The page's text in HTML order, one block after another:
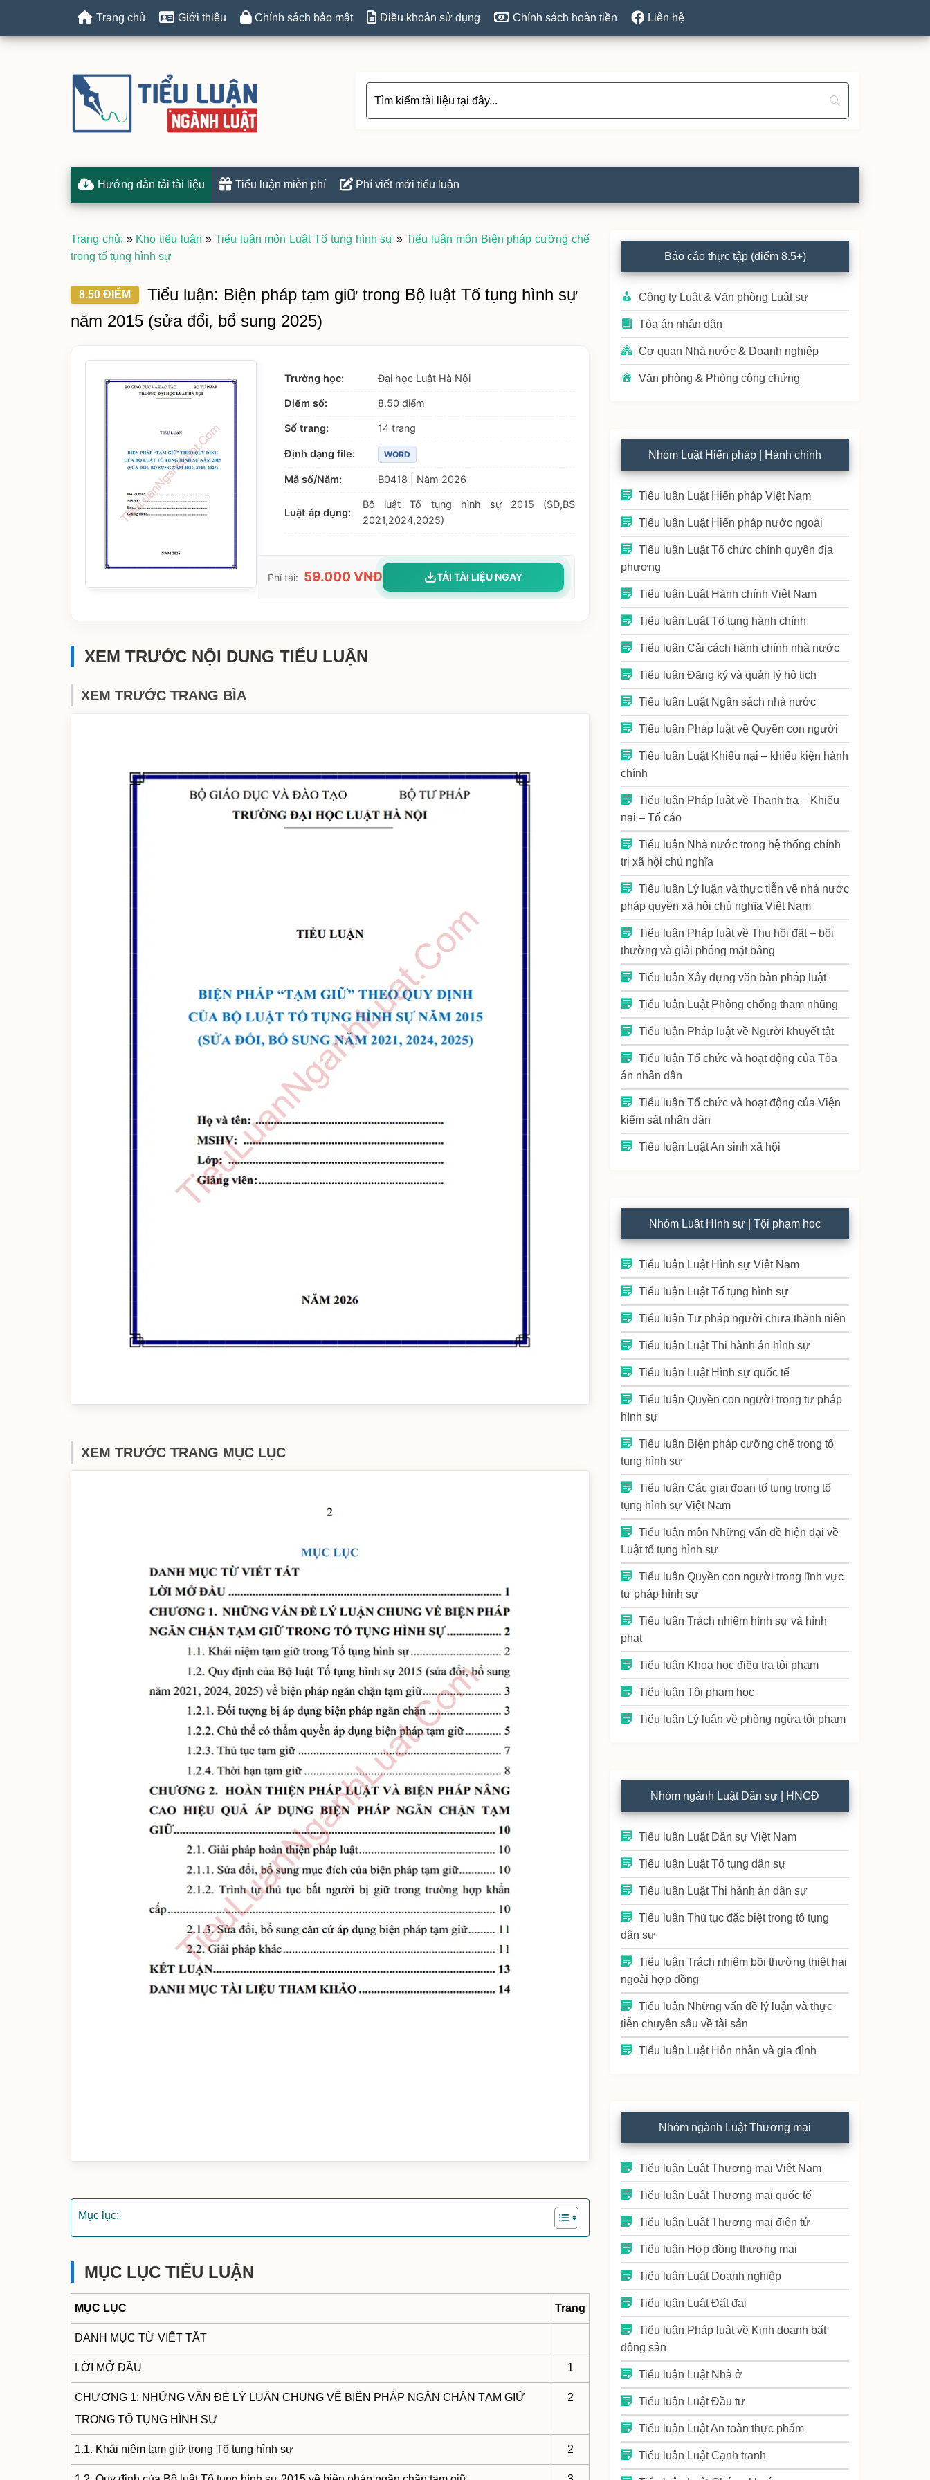
Trang chủ Giới thiệu Chính sách bảo mật Điều khoản sử dụng Chính sách hoàn tiền Liên hệ
Hướng dẫn tải tài liệu Tiểu luận miễn phí Phí viết mới tiểu luận
Trang chủ: » Kho tiểu luận » Tiểu luận môn Luật Tố tụng hình sự »Tiểu luận môn Biện pháp cưỡng chế
trong tố tụng hình sự
8.50 ĐIỂM
Tiểu luận: Biện pháp tạm giữ trong Bộ luật Tố tụng hình sự
năm 2015 (sửa đổi, bổ sung 2025)
Trường học:
Đại học Luật Hà Nội
Điểm số:
8.50 điểm
Số trang:
14 trang
Định dạng file: WORD
Mã số/Năm: B0418 | Năm 2026
Luật áp dụng:
Bộ luật Tố tụng hình sự 2015 (SĐ,BS
2021,2024,2025)
Phí tải: 59.000 VNĐ TẢI TÀI LIỆU NGAY
XEM TRƯỚC NỘI DUNG TIỂU LUẬN
XEM TRƯỚC TRANG BÌA
XEM TRƯỚC TRANG MỤC LỤC
Mục lục:
MỤC LỤC TIỂU LUẬN
MỤC LỤC Trang
DANH MỤC TỪ VIẾT TẮT
LỜI MỞ ĐẦU 1
CHƯƠNG 1: NHỮNG VẤN ĐÈ LÝ LUẬN CHUNG VỀ BIỆN PHÁP NGĂN CHẶN TẠM GIỮ
TRONG TỐ TỤNG HÌNH SỰ
2
1.1. Khái niệm tạm giữ trong Tố tụng hình sự 2
Primary
Sidebar
Báo cáo thực tập (điểm 8.5+)
Công ty Luật & Văn phòng Luật sư
Tòa án nhân dân
Cơ quan Nhà nước & Doanh nghiệp
Văn phòng & Phòng công chứng
Nhóm Luật Hiến pháp | Hành chính
Tiểu luận Luật Hiến pháp Việt Nam
Tiểu luận Luật Hiến pháp nước ngoài
Tiểu luận Luật Tổ chức chính quyền địa
phương
Tiểu luận Luật Hành chính Việt Nam
Tiểu luận Luật Tố tụng hành chính
Tiểu luận Cải cách hành chính nhà nước
Tiểu luận Đăng ký và quản lý hộ tịch
Tiểu luận Luật Ngân sách nhà nước
Tiểu luận Pháp luật về Quyền con người
Tiểu luận Luật Khiếu nại – khiếu kiện hành
chính
Tiểu luận Pháp luật về Thanh tra – Khiếu
nại – Tố cáo
Tiểu luận Nhà nước trong hệ thống chính
trị xã hội chủ nghĩa
Tiểu luận Lý luận và thực tiễn về nhà nước
pháp quyền xã hội chủ nghĩa Việt Nam
Tiểu luận Pháp luật về Thu hồi đất – bồi
thường và giải phóng mặt bằng
Tiểu luận Xây dựng văn bản pháp luật
Tiểu luận Luật Phòng chống tham nhũng
Tiểu luận Pháp luật về Người khuyết tật
Tiểu luận Tổ chức và hoạt động của Tòa
án nhân dân
Tiểu luận Tổ chức và hoạt động của Viện
kiểm sát nhân dân
Tiểu luận Luật An sinh xã hội
Nhóm Luật Hình sự | Tội phạm học
Tiểu luận Luật Hình sự Việt Nam
Tiểu luận Luật Tố tụng hình sự
Tiểu luận Tư pháp người chưa thành niên
Tiểu luận Luật Thi hành án hình sự
Tiểu luận Luật Hình sự quốc tế
Tiểu luận Quyền con người trong tư pháp
hình sự
Tiểu luận Biện pháp cưỡng chế trong tố
tụng hình sự
Tiểu luận Các giai đoạn tố tụng trong tố
tụng hình sự Việt Nam
Tiểu luận môn Những vấn đề hiện đại về
Luật tố tụng hình sự
Tiểu luận Quyền con người trong lĩnh vực
tư pháp hình sự
Tiểu luận Trách nhiệm hình sự và hình
phạt
Tiểu luận Khoa học điều tra tội phạm
Tiểu luận Tội phạm học
Tiểu luận Lý luận về phòng ngừa tội phạm
Nhóm ngành Luật Dân sự | HNGĐ
Tiểu luận Luật Dân sự Việt Nam
Tiểu luận Luật Tố tụng dân sự
Tiểu luận Luật Thi hành án dân sự
Tiểu luận Thủ tục đặc biệt trong tố tụng
dân sự
Tiểu luận Trách nhiệm bồi thường thiệt hại
ngoài hợp đồng
Tiểu luận Những vấn đề lý luận và thực
tiễn chuyên sâu về tài sản
Tiểu luận Luật Hôn nhân và gia đình
Nhóm ngành Luật Thương mại
Tiểu luận Luật Thương mại Việt Nam
Tiểu luận Luật Thương mại quốc tế
Tiểu luận Luật Thương mại điện tử
Tiểu luận Hợp đồng thương mại
Tiểu luận Luật Doanh nghiệp
Tiểu luận Luật Đất đai
Tiểu luận Pháp luật về Kinh doanh bất
động sản
Tiểu luận Luật Nhà ở
Tiểu luận Luật Đầu tư
Tiểu luận Luật An toàn thực phẩm
Tiểu luận Luật Cạnh tranh